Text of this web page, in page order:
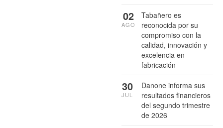
Tabañero es
reconocida por su
compromiso con la
calidad, innovación y
excelencia en
fabricación
02
AGO
Danone informa sus
resultados financieros
del segundo trimestre
de 2026
30
JUL